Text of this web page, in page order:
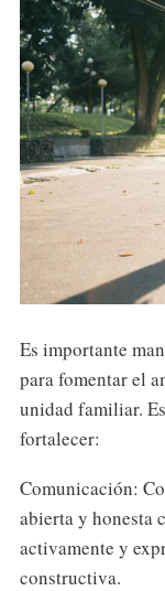
Es importante
para fomentar el
unidad familiar.
fortalecer:
Comunicación:
abierta y honesta
activamente y
constructiva.